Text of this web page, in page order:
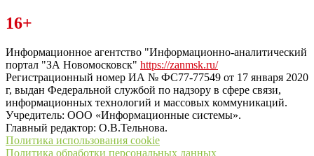
Читайте последние новости дня в Тульской области на сайте
“ЗаНовомосковск”
16+
Информационное агентство "Информационно-аналитический
портал "ЗА Новомосковск" https://zanmsk.ru/
Регистрационный номер ИА № ФС77-77549 от 17 января 2020
г, выдан Федеральной службой по надзору в сфере связи,
информационных технологий и массовых коммуникаций.
Учредитель: ООО «Информационные системы».
Главный редактор: О.В.Тельнова.
Политика использования cookie
Политика обработки персональных данных